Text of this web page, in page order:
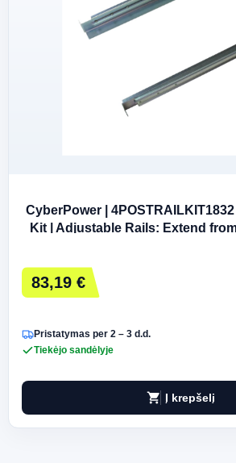
CyberPower |
Kit | Adjustable Rails: Extend
83,19 €
Pristatymas per 2 – 3 d.d.
Tiekėjo sandėlyje
shopping_cart Į krepšelį